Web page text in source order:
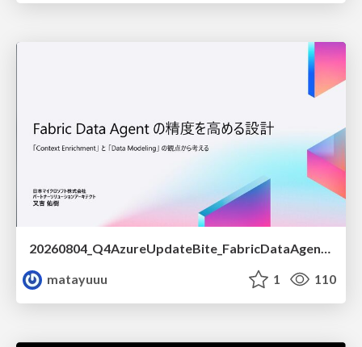
20260804_Q4AzureUpdateBite_FabricDataAgentの精度を高める設計.pdf
matayuuu
1 110